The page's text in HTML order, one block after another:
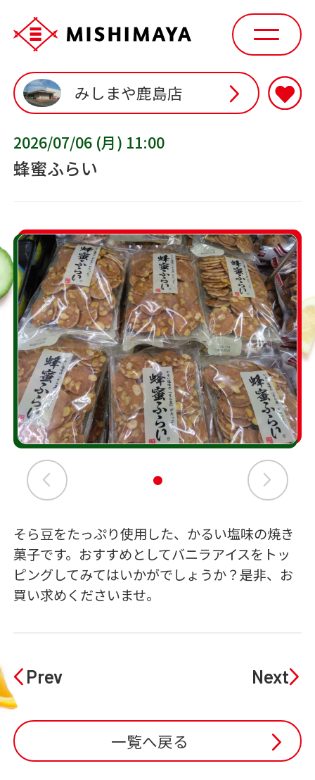
みしまや鹿島店
2026/07/06 (月) 11:00
蜂蜜ふらい
そら豆をたっぷり使用した、かるい塩味の焼き
菓子です。おすすめとしてバニラアイスをトッ
ピングしてみてはいかがでしょうか？是非、お
買い求めくださいませ。
Prev Next
一覧へ戻る